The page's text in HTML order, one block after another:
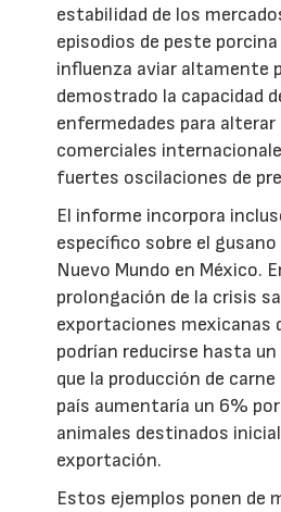
estabilidad de los
episodios de peste
influenza aviar altamente
demostrado la capacidad
enfermedades para
comerciales
fuertes oscilaciones de
El informe incorpora
específico sobre el gusano
Nuevo Mundo en México.
prolongación de la crisis
exportaciones mexicanas
podrían reducirse hasta
que la producción de
país aumentaría un 6%
animales destinados
exportación.
Estos ejemplos ponen de